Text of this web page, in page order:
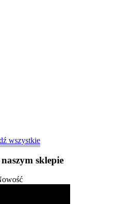
wszystkie
sklepie